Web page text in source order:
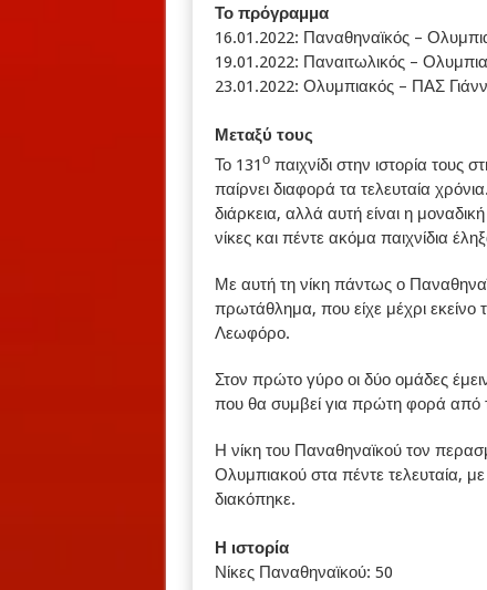
Το πρόγραμμα
16.01.2022: Παναθηναϊκός –
19.01.2022: Παναιτωλικός –
23.01.2022: Ολυμπιακός – ΠΑΣ
Μεταξύ τους
Το 131 οπαιχνίδι στην ιστορία τους
παίρνει διαφορά τα τελευταία
διάρκεια, αλλά αυτή είναι η
νίκες και πέντε ακόμα παιχνίδια
Με αυτή τη νίκη πάντως ο
πρωτάθλημα, που είχε μέχρι εκείνο
Λεωφόρο.
Στον πρώτο γύρο οι δύο ομάδες
που θα συμβεί για πρώτη φορά από
Η νίκη του Παναθηναϊκού τον
Ολυμπιακού στα πέντε τελευταία,
διακόπηκε.
Η ιστορία
Νίκες Παναθηναϊκού: 50